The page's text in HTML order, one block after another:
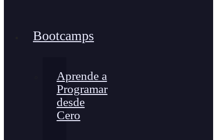
Bootcamps
Aprende a
Programar
desde
Cero